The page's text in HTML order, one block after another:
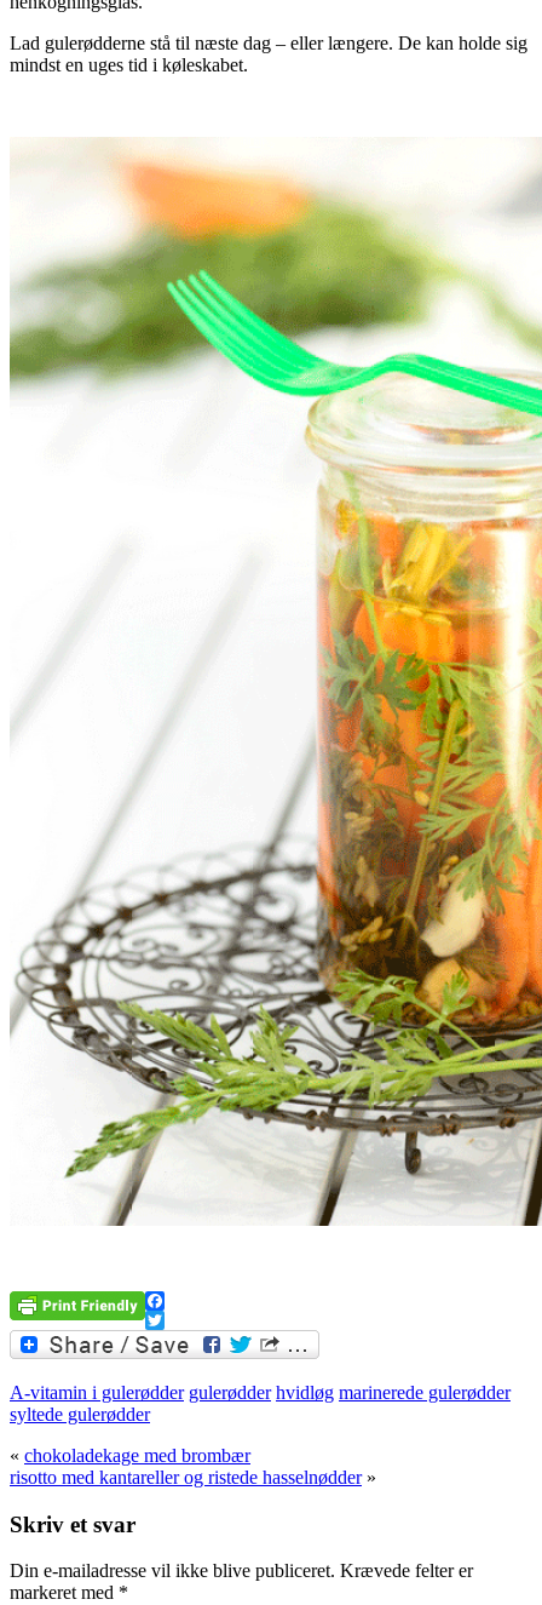
Lad gulerødderne stå til næste dag – eller længere. De kan holde sig
mindst en uges tid i køleskabet.
Facebook
Twitter
A-vitamin i gulerødder gulerødder hvidløg marinerede gulerødder
syltede gulerødder
« chokoladekage med brombær
risotto med kantareller og ristede hasselnødder»
Skriv et svar
Din e-mailadresse vil ikke blive publiceret. Krævede felter er
markeret med *